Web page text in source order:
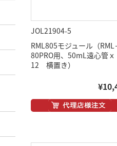
JOL21904-5
RML805モジュール（RML
80PRO用、50mL遠心管ｘ
12 横置き）